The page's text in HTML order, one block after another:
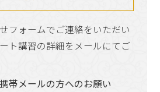
フォームでご連絡をいただい
ト講習の詳細をメールにてご
帯メールの方へのお願い